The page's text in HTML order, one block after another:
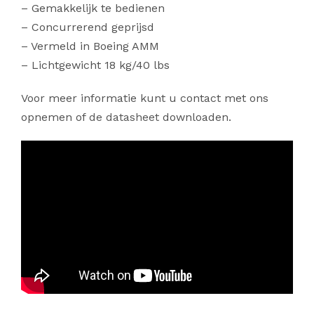
– Gemakkelijk te bedienen
– Concurrerend geprijsd
– Vermeld in Boeing AMM
– Lichtgewicht 18 kg/40 lbs
Voor meer informatie kunt u contact met ons
opnemen of de datasheet downloaden.